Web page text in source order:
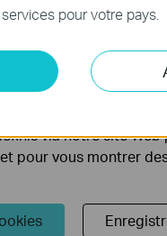
si mon PC ne fonctionne
non administrable par
si la vitesse est lente
non administrable
non administrables
pour votre pays.
d'analyser vos
Web.
via notre site
pour vous montrer